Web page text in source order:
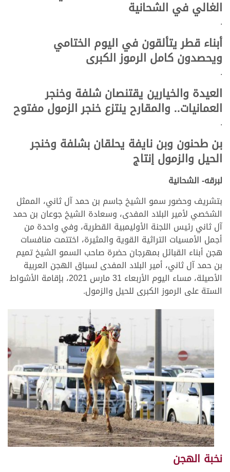
الغالي في الشحانية
.
أبناء قطر يتألقون في اليوم الختامي
ويحصدون كامل الرموز الكبرى
.
العيدة والخيارين يقتنصان شلفة وخنجر
العمانيات.. والمقارح ينتزع خنجر الزمول مفتوح
.
بن طحنون وبن نايفة يحلقان بشلفة وخنجر
الحيل والزمول إنتاج
لبرقه- الشحانية
بتشريف وحضور سمو الشيخ جاسم بن حمد آل ثاني، الممثل
الشخصي لأمير البلاد المفدى، وسعادة الشيخ جوعان بن حمد
آل ثاني رئيس اللجنة الأوليمبية القطرية، وفي واحدة من
أجمل الأمسيات التراثية القوية والمثيرة، اختتمت منافسات
هجن أبناء القبائل بمهرجان حضرة صاحب السمو الشيخ تميم
بن حمد آل ثاني، أمير البلاد المفدى لسباق الهجن العربية
الأصيلة، مساء اليوم الأربعاء 31 مارس 2021، بإقامة الأشواط
الستة على الرموز الكبرى للحيل والزمول.
نخبة الهجن